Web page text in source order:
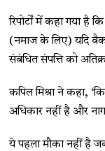
रिपोर्टों में कहा गया है
(नमाज के लिए) यदि
संबंधित संपत्ति को
कपिल मिश्रा ने कहा,
अधिकार नहीं है और
ये पहला मौका नहीं है